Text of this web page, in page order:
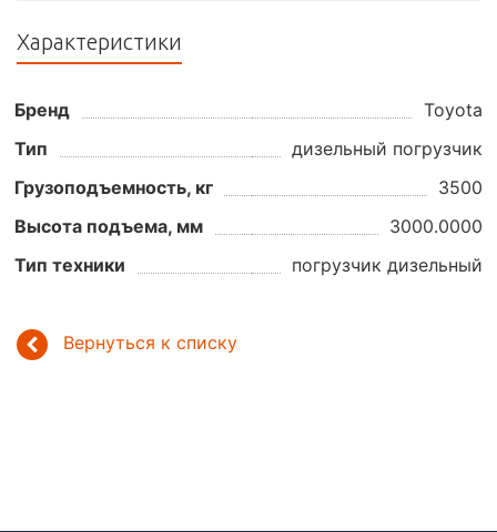
Характеристики
Бренд
Toyota
Тип
дизельный погрузчик
Грузоподъемность, кг
3500
Высота подъема, мм
3000.0000
Тип техники
погрузчик дизельный
Вернуться к списку